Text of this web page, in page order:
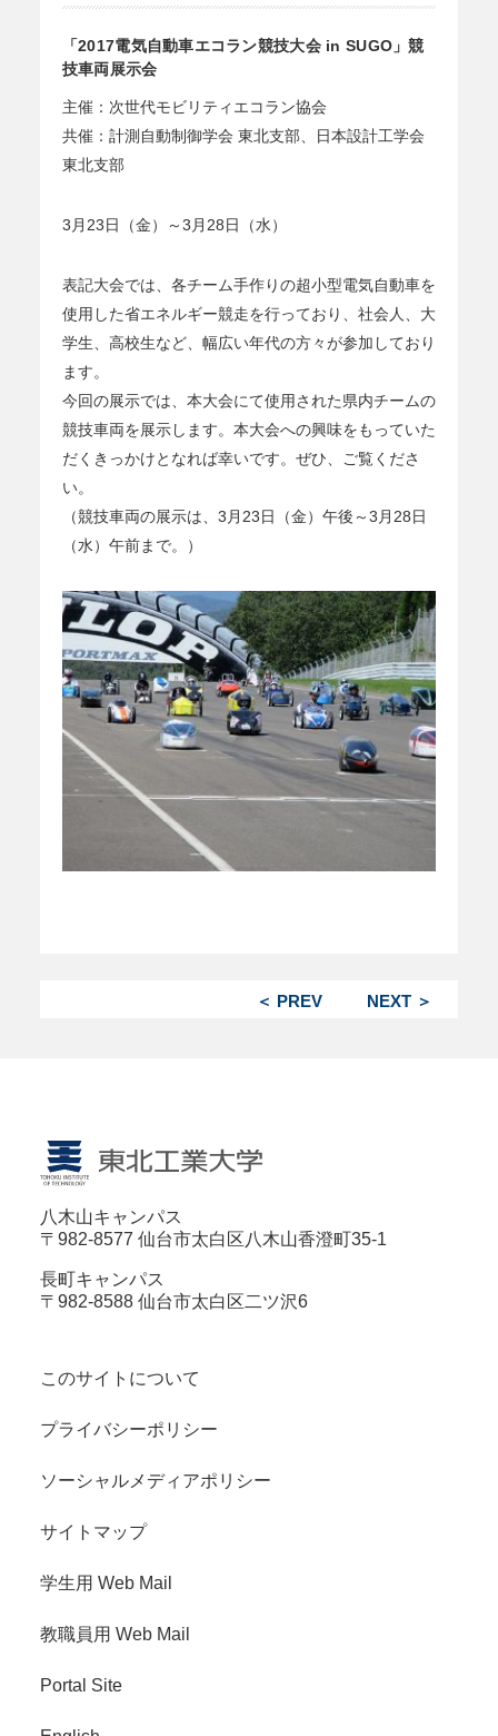
「2017電気自動車エコラン競技大会 in SUGO」競
技車両展示会
主催：次世代モビリティエコラン協会
共催：計測自動制御学会 東北支部、日本設計工学会
東北支部
3月23日（金）～3月28日（水）
表記大会では、各チーム手作りの超小型電気自動車を
使用した省エネルギー競走を行っており、社会人、大
学生、高校生など、幅広い年代の方々が参加しており
ます。
今回の展示では、本大会にて使用された県内チームの
競技車両を展示します。本大会への興味をもっていた
だくきっかけとなれば幸いです。ぜひ、ご覧くださ
い。
（競技車両の展示は、3月23日（金）午後～3月28日
（水）午前まで。）
NEXT ＞
＜ PREV
八木山キャンパス
〒982-8577 仙台市太白区八木山香澄町35-1
長町キャンパス
〒982-8588 仙台市太白区二ツ沢6
このサイトについて
プライバシーポリシー
ソーシャルメディアポリシー
サイトマップ
学生用 Web Mail
教職員用 Web Mail
Portal Site